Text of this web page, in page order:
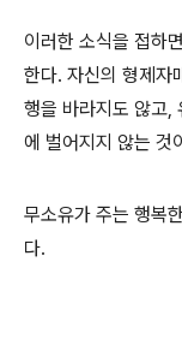
이러한 소식을 접하
한다. 자신의 형제자
행을 바라지도 않고,
에 벌어지지 않는 것
무소유가 주는 행복
다.